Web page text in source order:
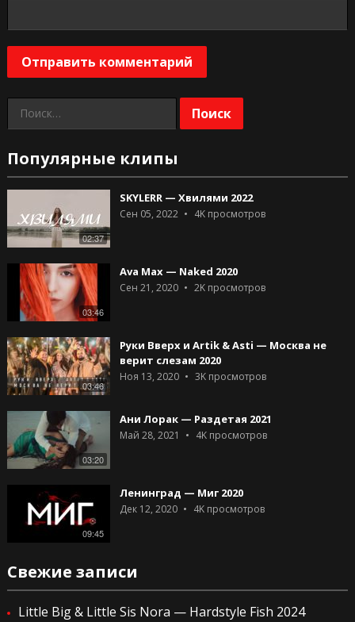
Найти:
Популярные клипы
02:37
SKYLERR — Хвилями 2022
Сен 05, 2022 4Kпросмотров
03:46
Ava Max — Naked 2020
Сен 21, 2020 2Kпросмотров
03:46
Руки Вверх и Artik & Asti — Москва не
верит слезам 2020
Ноя 13, 2020 3Kпросмотров
03:20
Ани Лорак — Раздетая 2021
Май 28, 2021 4Kпросмотров
09:45
Ленинград — Миг 2020
Дек 12, 2020 4Kпросмотров
Свежие записи
Little Big & Little Sis Nora — Hardstyle Fish 2024